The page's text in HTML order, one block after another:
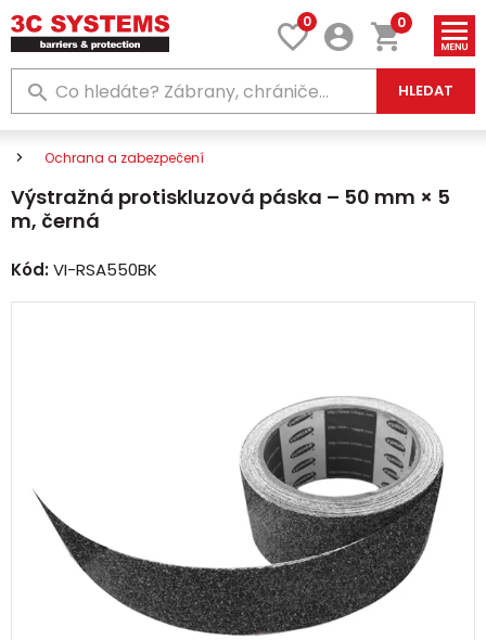
0
HLEDAT
0
Ochrana a zabezpečení
Výstražná protiskluzová páska – 50 mm × 5
m, černá
Kód:VI-RSA550BK